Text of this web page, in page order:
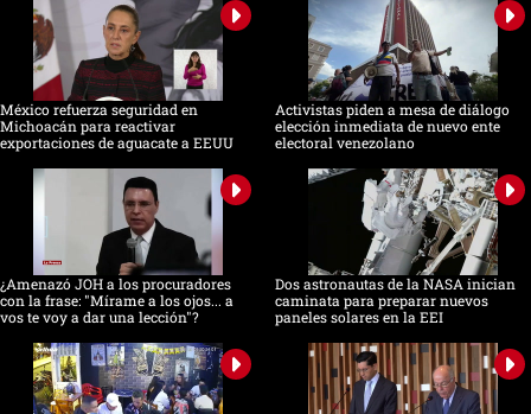
minute,
seconds
México refuerza seguridad en
Michoacán para reactivar
exportaciones de aguacate a EEUU
Activistas piden a mesa de diálogo
elección inmediata de nuevo ente
electoral venezolano
¿Amenazó JOH a los procuradores
con la frase: "Mírame a los ojos... a
vos te voy a dar una lección"?
Dos astronautas de la NASA inician
caminata para preparar nuevos
paneles solares en la EEI